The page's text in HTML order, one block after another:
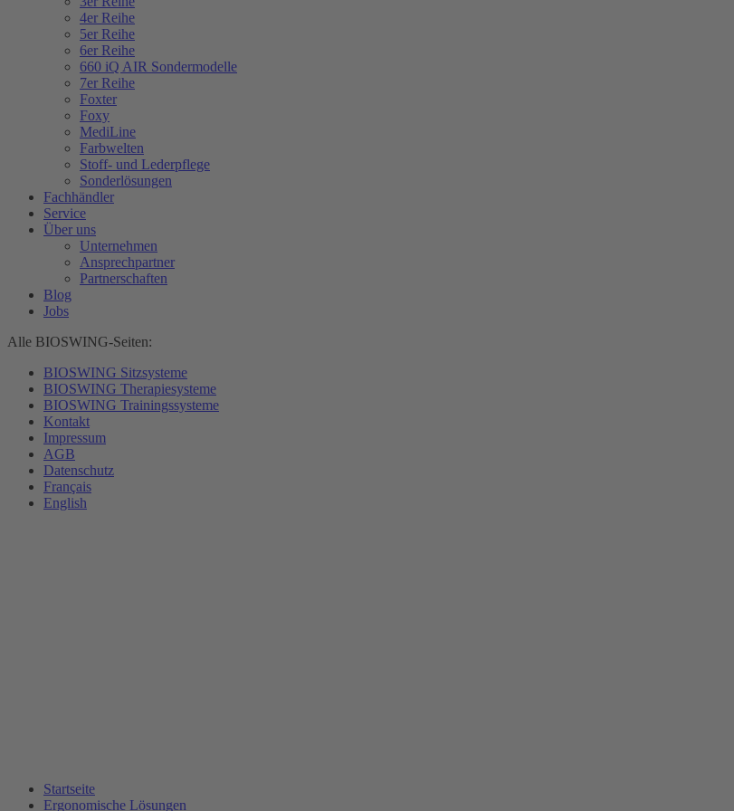
4er Reihe
5er Reihe
6er Reihe
660 iQ AIR Sondermodelle
7er Reihe
Foxter
Foxy
MediLine
Farbwelten
Stoff- und Lederpflege
Sonderlösungen
Fachhändler
Service
Über uns
Unternehmen
Ansprechpartner
Partnerschaften
Blog
Jobs
Alle BIOSWING-Seiten:
BIOSWING Sitzsysteme
BIOSWING Therapiesysteme
BIOSWING Trainingssysteme
Kontakt
Impressum
AGB
Datenschutz
Français
English
Startseite
Ergonomische Lösungen